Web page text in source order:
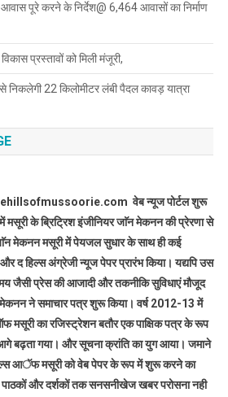
पूरे करने के निर्देश@ 6,464 आवासों का निर्माण
प्रस्तावों को मिली मंजूरी,
निकलेगी 22 किलोमीटर लंबी पैदल कावड़ यात्रा
वेब न्यूज पोर्टल शुरू
मसूरी के ब्रिट्रिश इंजीनियर जाॅन मेकनन की प्रेरणा से
मेकनन मसूरी में पेयजल सुधार के साथ ही कई
द हिल्स अंग्रेजी न्यूज पेपर प्रारंभ किया। यद्यपि उस
जैसी प्रेस की आजादी और तकनीकि सुविधाएं मौजूद
ने समाचार पत्र शुरू किया। वर्ष 2012-13 में
मसूरी का रजिस्ट्रेशन बतौर एक पाक्षिक पत्र के रूप
बढ़ता गया। और सूचना क्रांति का युग आया। जमाने
आॅफ मसूरी को वेब पेपर के रूप में शुरू करने का
पाठकों और दर्शकों तक सनसनीखेज खबर परोसना नही